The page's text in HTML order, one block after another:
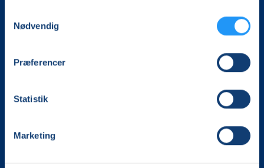
Nødvendig
Præferencer
Statistik
Marketing
8800 Viborg
Mail:kontor@lof-midtjylland.dk
CVR.: 32950833